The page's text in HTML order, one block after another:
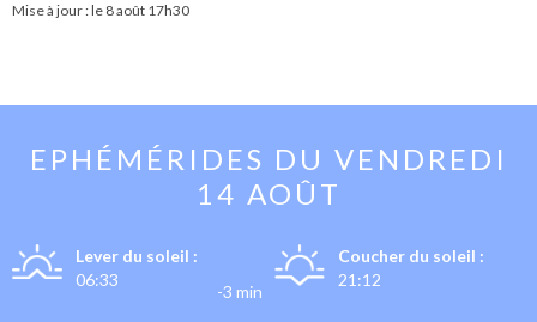
Mise à jour : le 8 août 17h30
EPHÉMÉRIDES DU VENDREDI
14 AOÛT
Lever du soleil :
06:33
-3 min
Coucher du soleil :
21:12